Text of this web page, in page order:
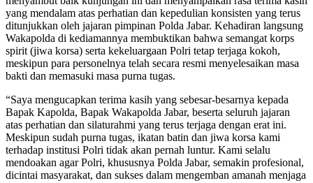
yang mendalam atas perhatian dan kepedulian konsisten yang terus
ditunjukkan oleh jajaran pimpinan Polda Jabar. Kehadiran langsung
Wakapolda di kediamannya membuktikan bahwa semangat korps
spirit (jiwa korsa) serta kekeluargaan Polri tetap terjaga kokoh,
meskipun para personelnya telah secara resmi menyelesaikan masa
bakti dan memasuki masa purna tugas.
“Saya mengucapkan terima kasih yang sebesar-besarnya kepada
Bapak Kapolda, Bapak Wakapolda Jabar, beserta seluruh jajaran
atas perhatian dan silaturahmi yang terus terjaga dengan erat ini.
Meskipun sudah purna tugas, ikatan batin dan jiwa korsa kami
terhadap institusi Polri tidak akan pernah luntur. Kami selalu
mendoakan agar Polri, khususnya Polda Jabar, semakin profesional,
dicintai masyarakat, dan sukses dalam mengemban amanah menjaga